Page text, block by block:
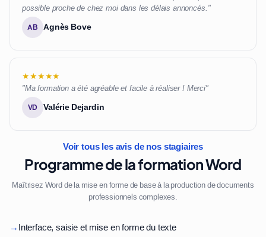
possible proche de chez moi dans les délais annoncés."
AB Agnès Bove
★★★★★
"Ma formation a été agréable et facile à réaliser ! Merci"
VD Valérie Dejardin
Voir tous les avis de nos stagiaires
Programme de la formation Word
Maîtrisez Word de la mise en forme de base à la production de documents
professionnels complexes.
→ Interface, saisie et mise en forme du texte